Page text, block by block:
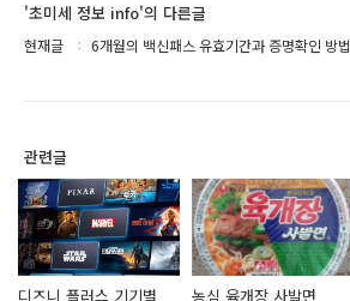
'초미세 정보 info'의 다른글
현재글 6개월의 백신패스 유효기간과 증명확인 방법
관련글
디즈니 플러스 기기별
농심 육개장 사발면